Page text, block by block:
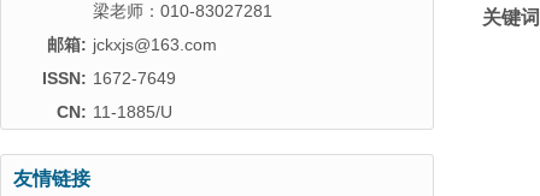
梁老师：010-83027281
邮箱: jckxjs@163.com
ISSN: 1672-7649
CN: 11-1885/U
友情链接
关键